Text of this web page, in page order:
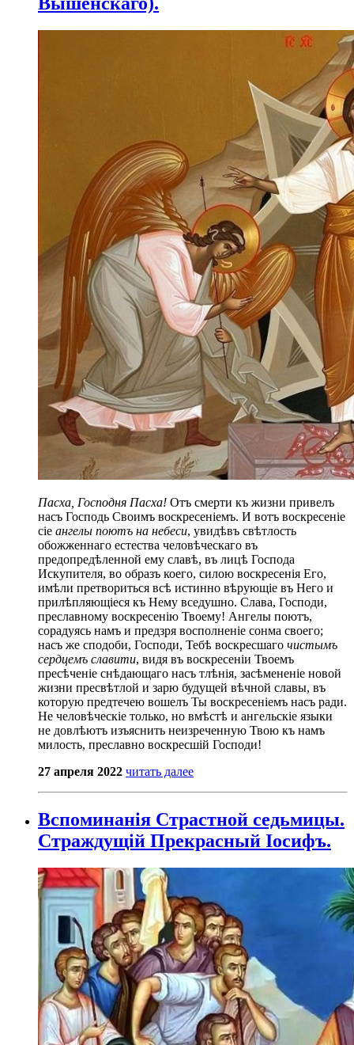
Пасха, Господня Пасха! Отъ смерти къ жизни привелъ
насъ Господь Своимъ воскресеніемъ. И вотъ воскресеніе
сіе ангелы поютъ на небеси, увидѣвъ свѣтлость
обожженнаго естества человѣческаго въ
предопредѣленной ему славѣ, въ лицѣ Господа
Искупителя, во образъ коего, силою воскресенія Его,
имѣли претвориться всѣ истинно вѣрующіе въ Него и
прилѣпляющіеся къ Нему вседушно. Слава, Господи,
преславному воскресенію Твоему! Ангелы поютъ,
сорадуясь намъ и предзря восполненіе сонма своего;
насъ же сподоби, Господи, Тебѣ воскресшаго чистымъ
сердцемъ славити, видя въ воскресеніи Твоемъ
пресѣченіе снѣдающаго насъ тлѣнія, засѣмененіе новой
жизни пресвѣтлой и зарю будущей вѣчной славы, въ
которую предтечею вошелъ Ты воскресеніемъ насъ ради.
Не человѣческіе только, но вмѣстѣ и ангельскіе языки
не довлѣютъ изъяснить неизреченную Твою къ намъ
милость, преславно воскресшій Господи!
27 апреля 2022 читать далее
Вспоминанія Cтрастной седьмицы.
Страждущій Прекрасный Іосифъ.